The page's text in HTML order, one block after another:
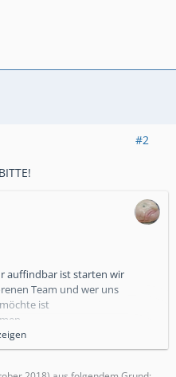
#2
auffindbar ist starten wir
Team und wer uns
ist
aus der Gold
stehen, zum